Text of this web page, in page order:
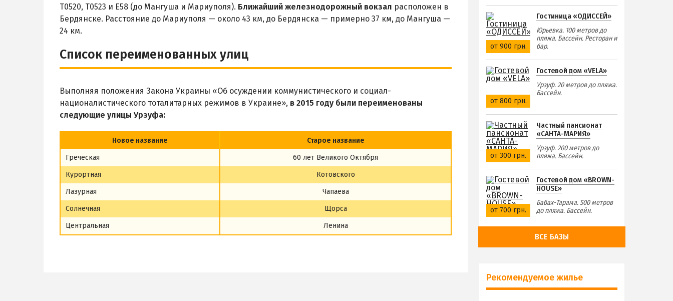
Т0520, Т0523 и Е58 (до Мангуша и Мариуполя). Ближайший железнодорожный вокзал расположен в
Бердянске. Расстояние до Мариуполя — около 43 км, до Бердянска — примерно 37 км, до Мангуша —
24 км.
Список переименованных улиц
Выполняя положения Закона Украины «Об осуждении коммунистического и социал-
националистического тоталитарных режимов в Украине», в 2015 году были переименованы
следующие улицы Урзуфа:
Новое название
Старое название
Греческая
60 лет Великого Октября
Курортная
Котовского
Лазурная
Чапаева
Солнечная
Щорса
Центральная
Ленина
от 900 грн.
Гостиница «ОДИССЕЙ»
Юрьевка. 100 метров до
пляжа. Бассейн. Ресторан и
бар.
от 800 грн.
Гостевой дом «VELA»
Урзуф. 20 метров до пляжа.
Бассейн.
от 300 грн.
Частный пансионат
«САНТА-МАРИЯ»
Урзуф. 200 метров до
пляжа. Бассейн.
от 700 грн.
Гостевой дом «BROWN-
HOUSE»
Бабах-Тарама. 500 метров
до пляжа. Бассейн.
ВСЕ БАЗЫ
Рекомендуемое жилье